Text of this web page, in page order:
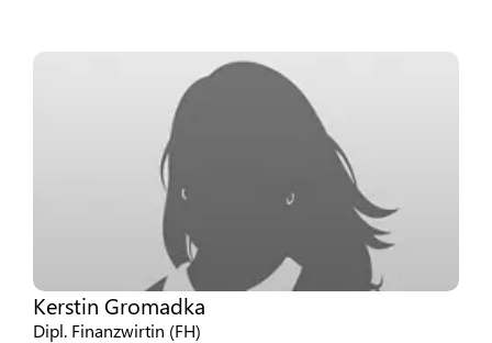
Kerstin Gromadka
Dipl. Finanzwirtin (FH)